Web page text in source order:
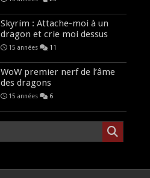
Skyrim : Attache-moi à un
dragon et crie moi dessus
15 années 11
WoW premier nerf de l’âme
des dragons
15 années 6